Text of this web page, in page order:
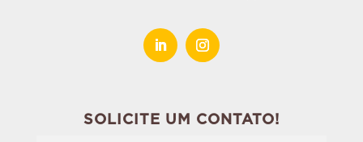
SOLICITE UM CONTATO!